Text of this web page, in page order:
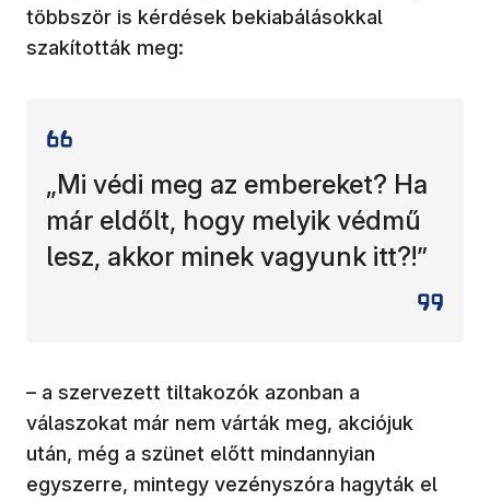
többször is kérdések bekiabálásokkal
szakították meg:
„Mi védi meg az embereket? Ha
már eldőlt, hogy melyik védmű
lesz, akkor minek vagyunk itt?!”
– a szervezett tiltakozók azonban a
válaszokat már nem várták meg, akciójuk
után, még a szünet előtt mindannyian
egyszerre, mintegy vezényszóra hagyták el